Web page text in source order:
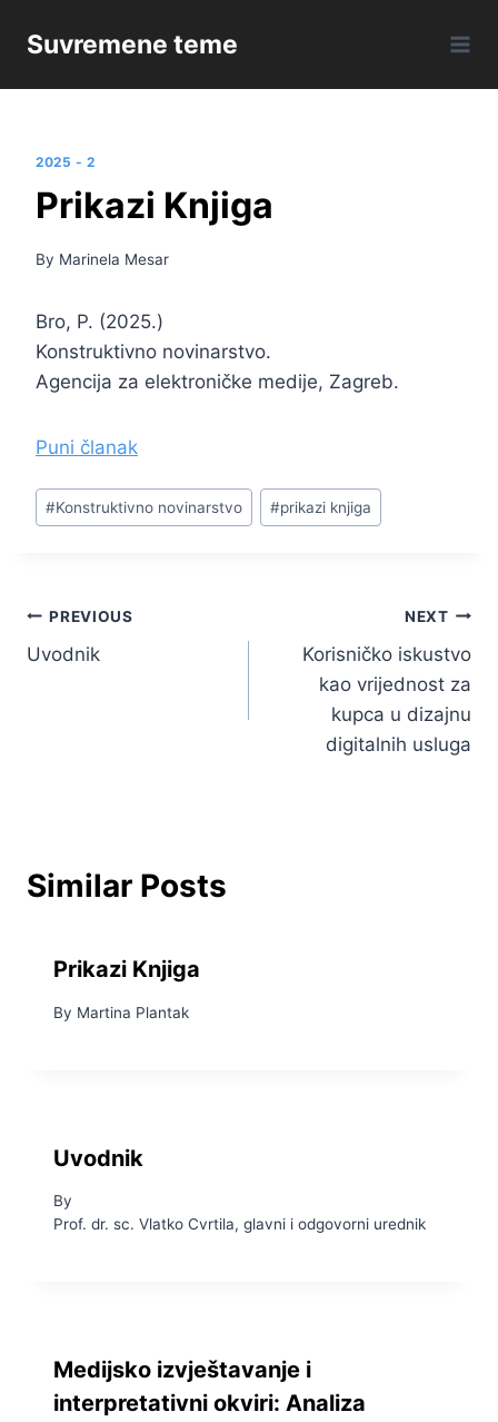
Suvremene teme
2025 - 2
Prikazi Knjiga
By Marinela Mesar
Bro, P. (2025.)
Konstruktivno novinarstvo.
Agencija za elektroničke medije, Zagreb.
Puni članak
Post
Tags:
#Konstruktivno novinarstvo #prikazi knjiga
Navigacija
objava
PREVIOUS
Uvodnik
NEXT
Korisničko iskustvo
kao vrijednost za
kupca u dizajnu
digitalnih usluga
Similar Posts
Prikazi Knjiga
By Martina Plantak
Uvodnik
By
Prof. dr. sc. Vlatko Cvrtila, glavni i odgovorni urednik
Medijsko izvještavanje i
interpretativni okviri: Analiza